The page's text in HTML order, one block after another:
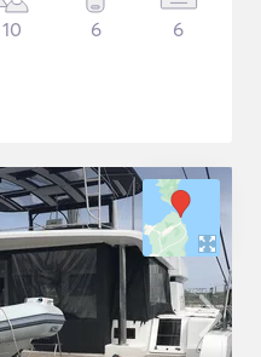
10 6 6